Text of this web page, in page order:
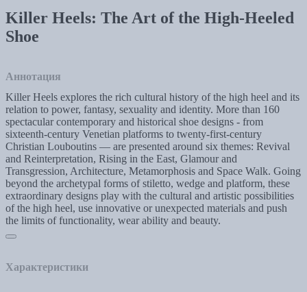
Killer Heels: The Art of the High-Heeled
Shoe
Аннотация
Killer Heels explores the rich cultural history of the high heel and its
relation to power, fantasy, sexuality and identity. More than 160
spectacular contemporary and historical shoe designs - from
sixteenth-century Venetian platforms to twenty-first-century
Christian Louboutins — are presented around six themes: Revival
and Reinterpretation, Rising in the East, Glamour and
Transgression, Architecture, Metamorphosis and Space Walk. Going
beyond the archetypal forms of stiletto, wedge and platform, these
extraordinary designs play with the cultural and artistic possibilities
of the high heel, use innovative or unexpected materials and push
the limits of functionality, wear ability and beauty.
Характеристики